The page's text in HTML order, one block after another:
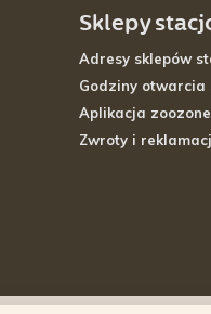
Sklepy
Adresy sklepów
Godziny otwarcia
Aplikacja
Zwroty i